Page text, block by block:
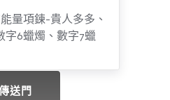
量項鍊-貴人多多、
字6蠟燭、數字7蠟
送門